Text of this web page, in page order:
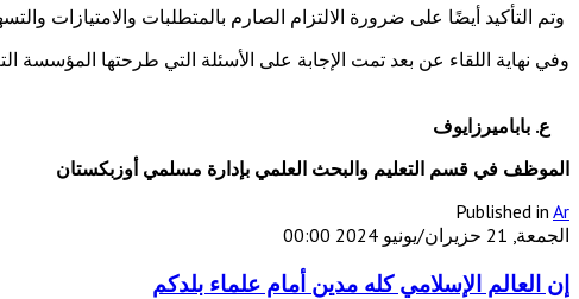
وتم التأكيد أيضًا على ضرورة الالتزام الصارم بالمتطلبات والامتيازات
وفي نهاية اللقاء عن بعد تمت الإجابة على الأسئلة التي طرحتها المؤسسة
ع. باباميرزايوف
الموظف في قسم التعليم والبحث العلمي بإدارة مسلمي أوزبكستان
Published in Ar
الجمعة, 21 حزيران/يونيو 2024 00:00
إن العالم الإسلامي كله مدين أمام علماء بلدكم